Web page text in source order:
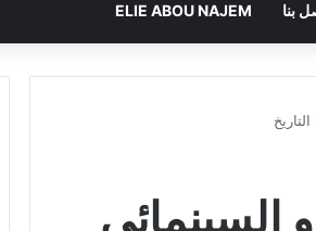
بنا ELIE ABOU NAJEM
السينمائي